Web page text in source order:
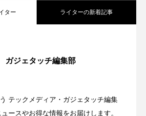
ター ライターの新着記事
ガジェタッチ編集部
テックメディア・ガジェタッチ編集
ースやお得な情報をお届けします。
に動いた理由、担当者も答えられな
Insight：AFEELA開発中止で見